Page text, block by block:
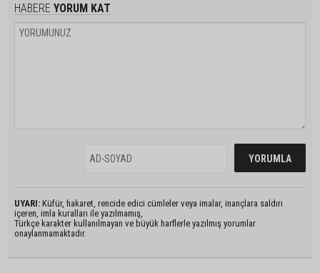
HABERE YORUM KAT
UYARI: Küfür, hakaret, rencide edici cümleler veya imalar, inançlara saldırı
içeren, imla kuralları ile yazılmamış,
Türkçe karakter kullanılmayan ve büyük harflerle yazılmış yorumlar
onaylanmamaktadır.